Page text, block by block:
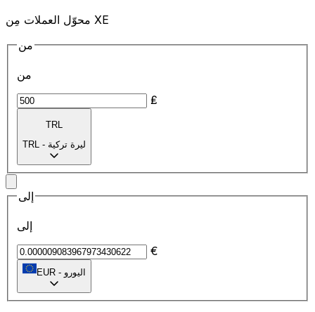
محوّل العملات مِن XE
من
من
₤
TRL
TRL - ليرة تركية
إلى
إلى
€
EUR - اليورو